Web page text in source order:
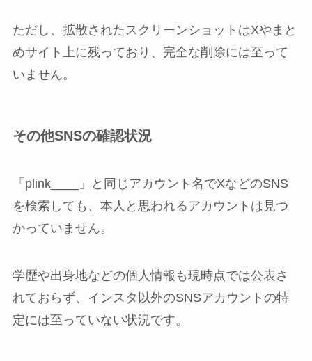
ただし、拡散されたスクリーンショットはXやまと
めサイト上に残っており、完全な削除には至って
いません。
その他SNSの確認状況
「plink____」と同じアカウント名でXなどのSNS
を検索しても、本人と思われるアカウントは見つ
かっていません。
学歴や出身地などの個人情報も現時点では公表さ
れておらず、インスタ以外のSNSアカウントの特
定には至っていない状況です。